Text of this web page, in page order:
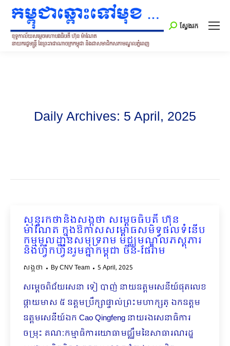
Search:
ស្វែងរក
Daily Archives: 5 April, 2025
សុន្ទរកថានិងសង្កថា សម្ដេចធិបតី ហ៊ុន
ម៉ាណែត ក្នុងឱកាសសម្ពោធសមិទ្ធផលទំនើប
កម្មមូលដ្ឋានសមុទ្ររាម មជ្ឈមណ្ឌលភស្តុភារ
និងហ្វឹកហ្វឺនរួមគ្នាកម្ពុជា ចិន-ផែរាម
សង្កថា ByCNV Team 5 April, 2025
សម្តេចពិជ័យសេនា ទៀ បាញ់ នាយឧត្តមសេនីយ៍ផុតលេខ
ផ្កាយមាស ៥ ឧត្តមប្រឹក្សាផ្ទាល់ព្រះមហាក្សត្ ឯកឧត្តម
ឧត្តមសេនីយ៍ឯក Cao Qingfeng នាយរងសេនាធិការ
ចម្រុះ គណៈកម្មាធិការយោធាមជ្ឈឹមនៃសាធារណរដ្ឋ